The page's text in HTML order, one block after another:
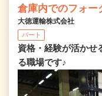
倉庫内でのフォー
大徳運輸株式会社
パート
資格・経験が活かせ
る職場です♪